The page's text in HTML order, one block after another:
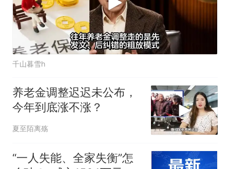
千山暮雪h
养老金调整迟迟未公布，
今年到底涨不涨？
夏至陌离殇
“一人失能、全家失衡”怎